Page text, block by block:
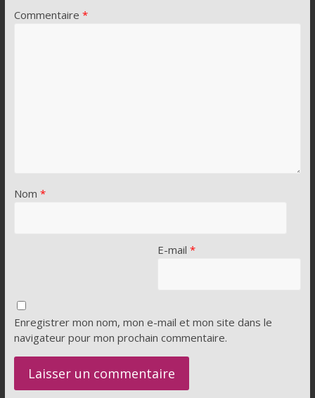
Commentaire *
Nom *
E-mail *
Enregistrer mon nom, mon e-mail et mon site dans le
navigateur pour mon prochain commentaire.